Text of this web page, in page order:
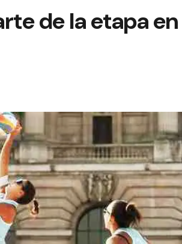
de la etapa en